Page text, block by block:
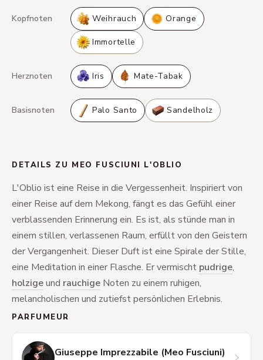
Kopfnoten Weihrauch Orange
Immortelle
Herznoten Iris Mate-Tabak
Basisnoten Palo Santo Sandelholz
DETAILS ZU MEO FUSCIUNI L'OBLIO
L'Oblio ist eine Reise in die Vergessenheit. Inspiriert von
einer Reise auf dem Mekong, fängt es das Gefühl einer
verblassenden Erinnerung ein. Es ist, als stünde man in
einem stillen, verlassenen Raum, erfüllt von den Geistern
der Vergangenheit. Dieser Duft ist eine Spirale der Stille,
eine Meditation in einer Flasche. Er vermischt pudrige,
holzigeund rauchige Noten zu einem ruhigen,
melancholischen und zutiefst persönlichen Erlebnis.
PARFUMEUR
Giuseppe Imprezzabile (Meo Fusciuni)